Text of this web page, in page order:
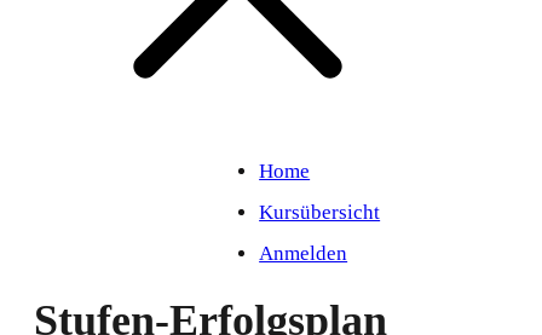
Home
Kursübersicht
Anmelden
Stufen-Erfolgsplan